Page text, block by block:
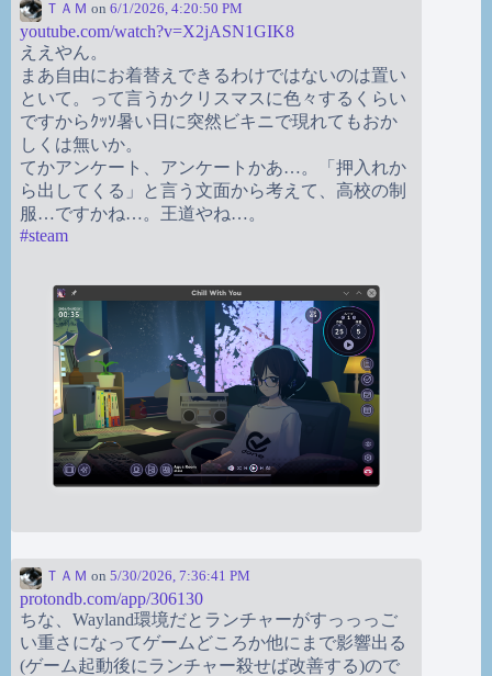
ＴＡＭ on 6/1/2026, 4:20:50 PM
youtube.com/watch?v=X2jASN1GIK8
ええやん。
まあ自由にお着替えできるわけではないのは置い
といて。って言うかクリスマスに色々するくらい
ですからｸｯｿ暑い日に突然ビキニで現れてもおか
しくは無いか。
てかアンケート、アンケートかあ…。「押入れか
ら出してくる」と言う文面から考えて、高校の制
服…ですかね…。王道やね…。
#steam
ＴＡＭ on 5/30/2026, 7:36:41 PM
protondb.com/app/306130
ちな、Wayland環境だとランチャーがすっっっご
い重さになってゲームどころか他にまで影響出る
(ゲーム起動後にランチャー殺せば改善する)ので